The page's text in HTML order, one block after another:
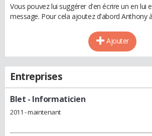
Vous pouvez lui suggérer d'en écrire un en lui
message. Pour cela ajoutez d'abord Anthony
Ajouter
Entreprises
Blet - Informaticien
2011 - maintenant